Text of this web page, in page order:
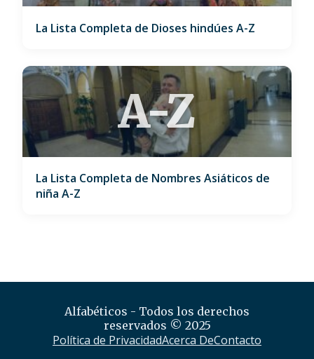
La Lista Completa de Dioses hindúes A-Z
A-Z
La Lista Completa de Nombres Asiáticos de
niña A-Z
Alfabéticos - Todos los derechos
reservados © 2025
Política de PrivacidadAcerca DeContacto